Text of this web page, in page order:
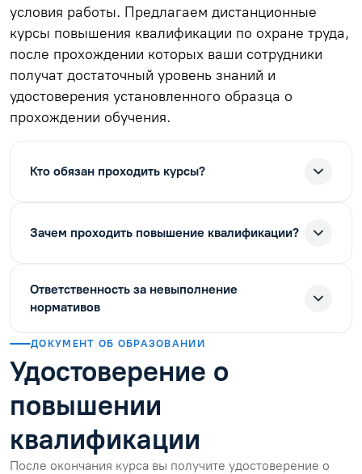
условия работы. Предлагаем дистанционные
курсы повышения квалификации по охране труда,
после прохождении которых ваши сотрудники
получат достаточный уровень знаний и
удостоверения установленного образца о
прохождении обучения.
Кто обязан проходить курсы?
Зачем проходить повышение квалификации?
Ответственность за невыполнение
нормативов
ДОКУМЕНТ ОБ ОБРАЗОВАНИИ
Удостоверение о
повышении
квалификации
После окончания курса вы получите удостоверение о